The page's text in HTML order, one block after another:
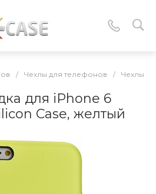
/ Чехлы для телефонов / Чехлы-
для iPhone 6
Case, желтый